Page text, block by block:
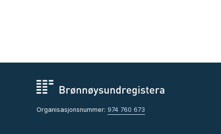
Organisasjonsnummer: 974 760 673